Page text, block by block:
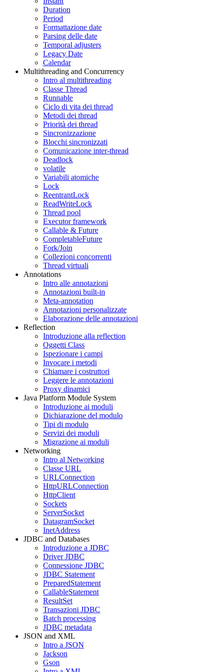
Duration
Period
Formattazione date
Parsing delle date
Temporal adjusters
Legacy Date
Calendar
Multithreading and Concurrency
Intro al multithreading
Classe Thread
Runnable
Ciclo di vita dei thread
Metodi dei thread
Priorità dei thread
Sincronizzazione
Blocchi sincronizzati
Comunicazione inter-thread
Deadlock
volatile
Variabili atomiche
Lock
ReentrantLock
ReadWriteLock
Thread pool
Executor framework
Callable & Future
CompletableFuture
Fork/Join
Collezioni concorrenti
Thread virtuali
Annotations
Intro alle annotazioni
Annotazioni built-in
Meta-annotation
Annotazioni personalizzate
Elaborazione delle annotazioni
Reflection
Introduzione alla reflection
Oggetti Class
Ispezionare i campi
Invocare i metodi
Chiamare i costruttori
Leggere le annotazioni
Proxy dinamici
Java Platform Module System
Introduzione ai moduli
Dichiarazione del modulo
Tipi di modulo
Servizi dei moduli
Migrazione ai moduli
Networking
Intro al Networking
Classe URL
URLConnection
HttpURLConnection
HttpClient
Sockets
ServerSocket
DatagramSocket
InetAddress
JDBC and Databases
Introduzione a JDBC
Driver JDBC
Connessione JDBC
JDBC Statement
PreparedStatement
CallableStatement
ResultSet
Transazioni JDBC
Batch processing
JDBC metadata
JSON and XML
Intro a JSON
Jackson
Gson